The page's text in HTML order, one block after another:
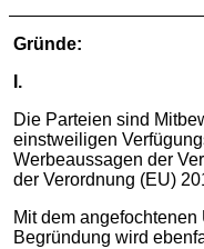
Gründe:
I.
Die Parteien sind
einstweiligen
Werbeaussagen der
der Verordnung (EU)
Mit dem
Begründung wird